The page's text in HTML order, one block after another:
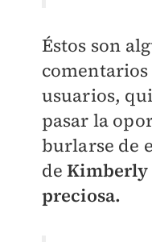
Éstos son
usuarios,
pasar la
burlarse de
deKimberly
preciosa.